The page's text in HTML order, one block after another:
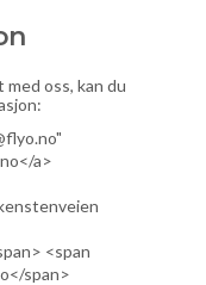
oss, kan du
"
</a>
<span
span>